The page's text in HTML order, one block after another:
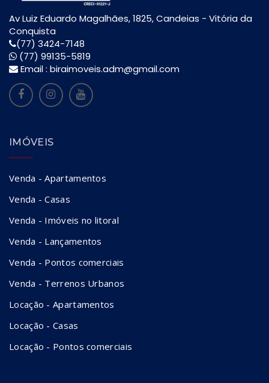
Av Luiz Eduardo Magalhães, 1825, Candeias - Vitória da
Conquista
(77) 3424-7148
(77) 99135-5819
Email : biraimoveis.adm@gmail.com
IMÓVEIS
Venda - Apartamentos
Venda - Casas
Venda - Imóveis no litoral
Venda - Lançamentos
Venda - Pontos comerciais
Venda - Terrenos Urbanos
Locação - Apartamentos
Locação - Casas
Locação - Pontos comerciais